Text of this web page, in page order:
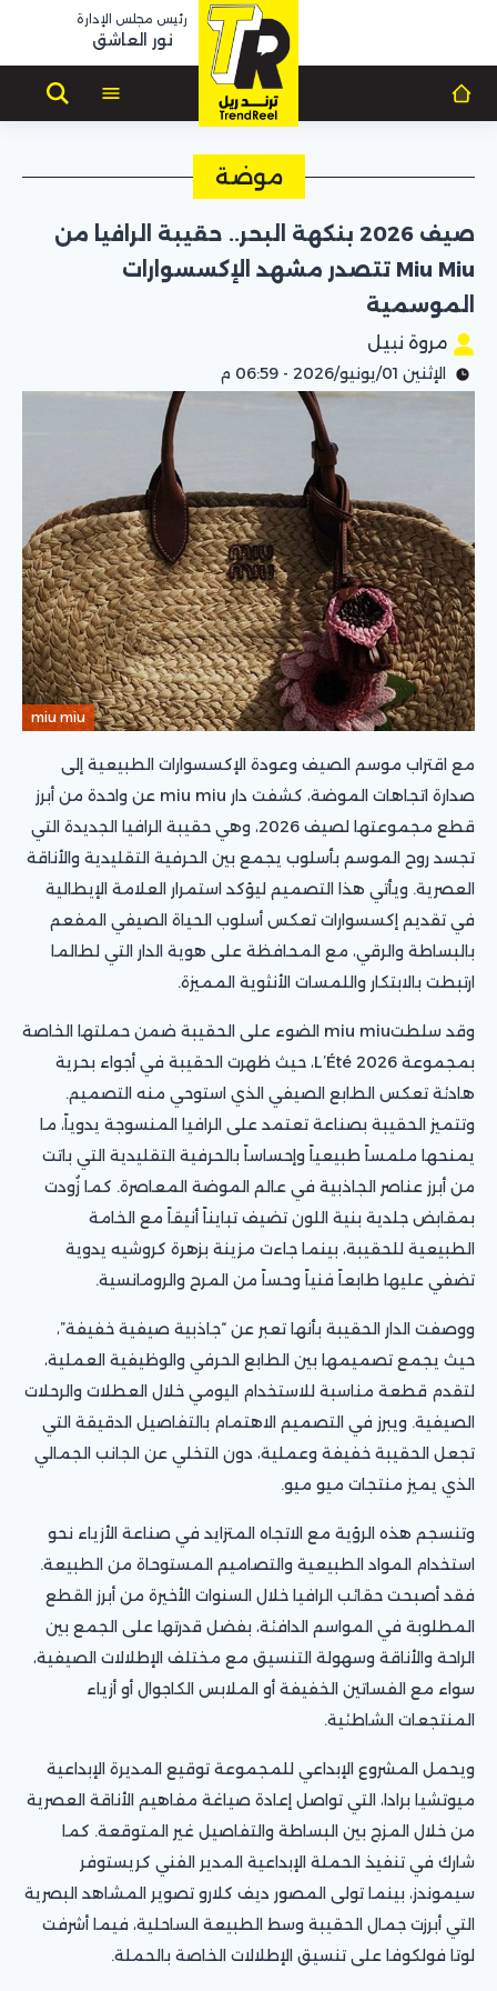
رئيس مجلس الإدارة
نور العاشق
موضة
صيف 2026 بنكهة البحر.. حقيبة الرافيا من
Miu Miu تتصدر مشهد الإكسسوارات
الموسمية
مروة نبيل
الإثنين 01/يونيو/2026 - 06:59 م
miu miu
مع اقتراب موسم الصيف وعودة الإكسسوارات الطبيعية إلى
صدارة اتجاهات الموضة، كشفت دار miu miu عن واحدة من أبرز
قطع مجموعتها لصيف 2026، وهي حقيبة الرافيا الجديدة التي
تجسد روح الموسم بأسلوب يجمع بين الحرفية التقليدية والأناقة
العصرية. ويأتي هذا التصميم ليؤكد استمرار العلامة الإيطالية
في تقديم إكسسوارات تعكس أسلوب الحياة الصيفي المفعم
بالبساطة والرقي، مع المحافظة على هوية الدار التي لطالما
ارتبطت بالابتكار واللمسات الأنثوية المميزة.
وقد سلطتmiu miu الضوء على الحقيبة ضمن حملتها الخاصة
بمجموعة L’Été 2026، حيث ظهرت الحقيبة في أجواء بحرية
هادئة تعكس الطابع الصيفي الذي استوحي منه التصميم.
وتتميز الحقيبة بصناعة تعتمد على الرافيا المنسوجة يدوياً، ما
يمنحها ملمساً طبيعياً وإحساساً بالحرفية التقليدية التي باتت
من أبرز عناصر الجاذبية في عالم الموضة المعاصرة. كما زُودت
بمقابض جلدية بنية اللون تضيف تبايناً أنيقاً مع الخامة
الطبيعية للحقيبة، بينما جاءت مزينة بزهرة كروشيه يدوية
تضفي عليها طابعاً فنياً وحساً من المرح والرومانسية.
ووصفت الدار الحقيبة بأنها تعبر عن “جاذبية صيفية خفيفة”،
حيث يجمع تصميمها بين الطابع الحرفي والوظيفية العملية،
لتقدم قطعة مناسبة للاستخدام اليومي خلال العطلات والرحلات
الصيفية. ويبرز في التصميم الاهتمام بالتفاصيل الدقيقة التي
تجعل الحقيبة خفيفة وعملية، دون التخلي عن الجانب الجمالي
الذي يميز منتجات ميو ميو.
وتنسجم هذه الرؤية مع الاتجاه المتزايد في صناعة الأزياء نحو
استخدام المواد الطبيعية والتصاميم المستوحاة من الطبيعة.
فقد أصبحت حقائب الرافيا خلال السنوات الأخيرة من أبرز القطع
المطلوبة في المواسم الدافئة، بفضل قدرتها على الجمع بين
الراحة والأناقة وسهولة التنسيق مع مختلف الإطلالات الصيفية،
سواء مع الفساتين الخفيفة أو الملابس الكاجوال أو أزياء
المنتجعات الشاطئية.
ويحمل المشروع الإبداعي للمجموعة توقيع المديرة الإبداعية
ميوتشيا برادا، التي تواصل إعادة صياغة مفاهيم الأناقة العصرية
من خلال المزج بين البساطة والتفاصيل غير المتوقعة. كما
شارك في تنفيذ الحملة الإبداعية المدير الفني كريستوفر
سيموندز، بينما تولى المصور ديف كلارو تصوير المشاهد البصرية
التي أبرزت جمال الحقيبة وسط الطبيعة الساحلية، فيما أشرفت
لوتا فولكوفا على تنسيق الإطلالات الخاصة بالحملة.